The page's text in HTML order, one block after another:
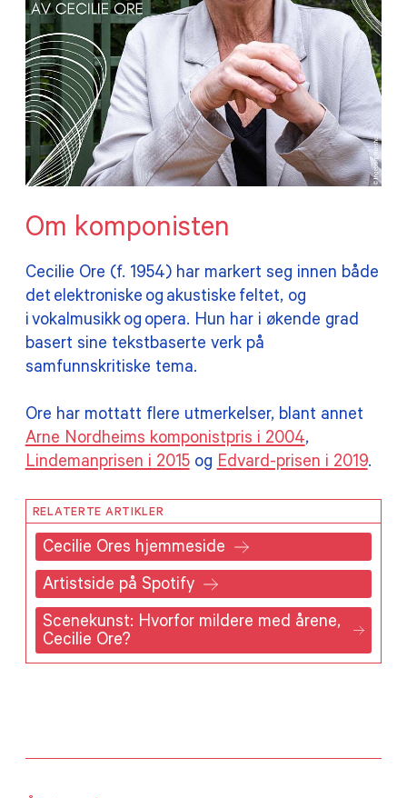
Om komponisten
Cecilie Ore (f. 1954) har markert seg innen både
det elektroniske og akustiske feltet, og
i vokalmusikk og opera. Hun har i økende grad
basert sine tekstbaserte verk på
samfunnskritiske tema.
Ore har mottatt flere utmerkelser, blant annet
Arne Nordheims komponistpris i 2004,
Lindemanprisen i 2015og Edvard-prisen i 2019.
RELATERTE ARTIKLER
Cecilie Ores hjemmeside
Artistside på Spotify
Scenekunst: Hvorfor mildere med årene,
Cecilie Ore?